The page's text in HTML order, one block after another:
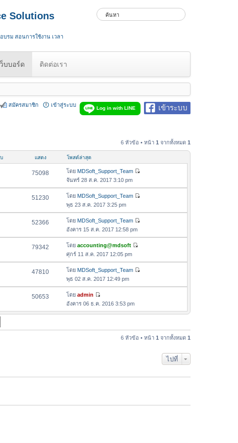
Solutions
บรม สอนการใช้งาน เวลา
ว็บบอร์ด ติดต่อเรา
เข้าระบบ
Log in with LINE
เข้าสู่ระบบ
สมัครสมาชิก
6 หัวข้อ • หน้า 1 จากทั้งหมด 1
แสดง โพสต์ล่าสุด
75098 โดย MDSoft_Support_Team
ข้
ว
ล่
จันทร์ 28 ส.ค. 2017 3:10 pm
51230 โดย MDSoft_Support_Team
ข้
ว
ล่
พุธ 23 ส.ค. 2017 3:25 pm
52366 โดย MDSoft_Support_Team
ข้
ว
ล่
ด
อังคาร 15 ส.ค. 2017 12:58 pm
79342 โดย accounting@mdsoft
ข้
อ
ว
ล่
สุ
ด
ศุกร์ 11 ส.ค. 2017 12:05 pm
47810 โดย MDSoft_Support_Team
ข้
ว
ม
ล่
พุธ 02 ส.ค. 2017 12:49 pm
50653 โดย admin
ดู
ข้
อังคาร 06 ธ.ค. 2016 3:53 pm
6 หัวข้อ • หน้า 1 จากทั้งหมด 1
ไปที่